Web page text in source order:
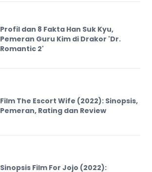
Profil dan 8 Fakta Han Suk Kyu,
Pemeran Guru Kim di Drakor 'Dr.
Romantic 2'
Film The Escort Wife (2022): Sinopsis,
Pemeran, Rating dan Review
Sinopsis Film For Jojo (2022):